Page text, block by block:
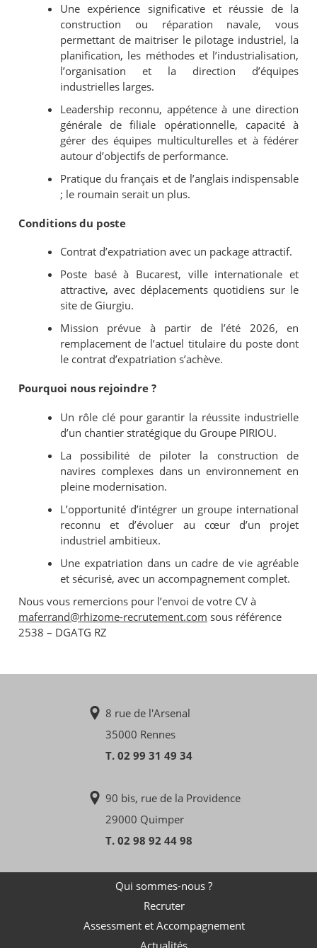
Une expérience significative et réussie de la
construction ou réparation navale, vous
permettant de maitriser le pilotage industriel, la
planification, les méthodes et l’industrialisation,
l’organisation et la direction d’équipes
industrielles larges.
Leadership reconnu, appétence à une direction
générale de filiale opérationnelle, capacité à
gérer des équipes multiculturelles et à fédérer
autour d’objectifs de performance.
Pratique du français et de l’anglais indispensable
; le roumain serait un plus.
Conditions du poste
Contrat d’expatriation avec un package attractif.
Poste basé à Bucarest, ville internationale et
attractive, avec déplacements quotidiens sur le
site de Giurgiu.
Mission prévue à partir de l’été 2026, en
remplacement de l’actuel titulaire du poste dont
le contrat d’expatriation s’achève.
Pourquoi nous rejoindre ?
Un rôle clé pour garantir la réussite industrielle
d’un chantier stratégique du Groupe PIRIOU.
La possibilité de piloter la construction de
navires complexes dans un environnement en
pleine modernisation.
L’opportunité d’intégrer un groupe international
reconnu et d’évoluer au cœur d’un projet
industriel ambitieux.
Une expatriation dans un cadre de vie agréable
et sécurisé, avec un accompagnement complet.
Nous vous remercions pour l’envoi de votre CV à
maferrand@rhizome-recrutement.com sous référence
2538 – DGATG RZ
8 rue de l'Arsenal
35000 Rennes
T. 02 99 31 49 34
90 bis, rue de la Providence
29000 Quimper
T. 02 98 92 44 98
Qui sommes-nous ?
Recruter
Assessment et Accompagnement
Actualités